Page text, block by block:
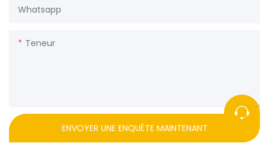
Whatsapp
Teneur
ENVOYER UNE ENQUÊTE MAINTENANT